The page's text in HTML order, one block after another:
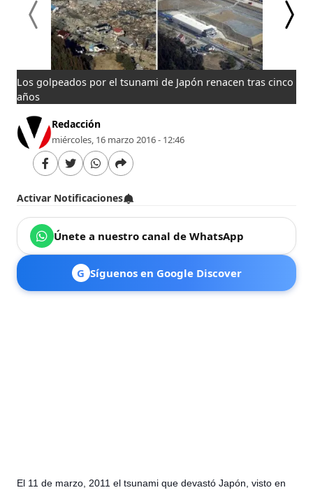
Los golpeados por el tsunami de Japón renacen tras cinco
años
Redacción
miércoles, 16 marzo 2016 - 12:46
Activar Notificaciones
Únete a nuestro canal de WhatsApp
G Síguenos en Google Discover
El 11 de marzo, 2011 el tsunami que devastó Japón, visto en